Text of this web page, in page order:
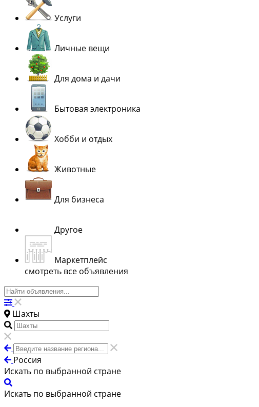
Услуги
Личные вещи
Для дома и дачи
Бытовая электроника
Хобби и отдых
Животные
Для бизнеса
Другое
Маркетплейс
смотреть все объявления
Шахты
Россия
Искать по выбранной стране
Искать по выбранной стране